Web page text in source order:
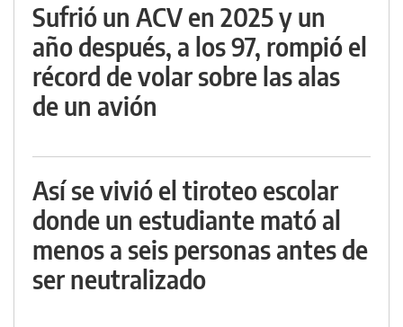
Sufrió un ACV en 2025 y un
año después, a los 97, rompió el
récord de volar sobre las alas
de un avión
Así se vivió el tiroteo escolar
donde un estudiante mató al
menos a seis personas antes de
ser neutralizado